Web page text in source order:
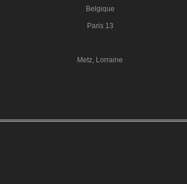
Belgique
Paris 13
Metz, Lorraine